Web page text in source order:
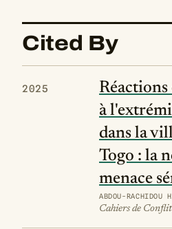
Cited By
2025
Réactions
à
dans la
Togo : la
menace
ABDOU-RACHIDOU
Cahiers de